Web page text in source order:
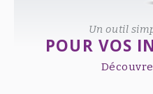
Un outil
POUR VOS